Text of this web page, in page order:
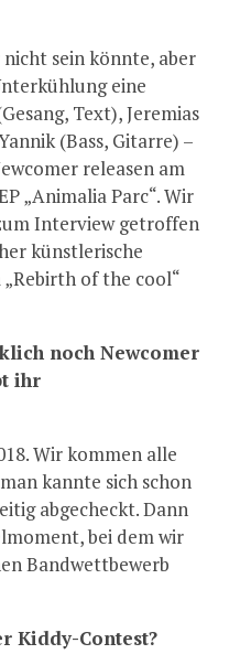
sein könnte, aber
eine
Text), Jeremias
(Bass, Gitarre) –
releasen am
„Animalia Parc“. Wir
Interview getroffen
künstlerische
of the cool“
noch Newcomer
ihr
Wir kommen alle
kannte sich schon
abgecheckt. Dann
bei dem wir
Bandwettbewerb
Kiddy-Contest?